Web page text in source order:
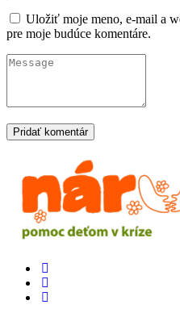
Uložiť moje meno, e-mail a
pre moje budúce komentáre.